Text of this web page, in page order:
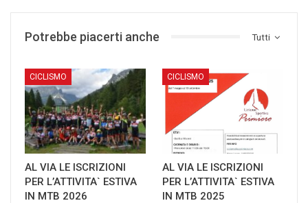
Tutti
Potrebbe piacerti anche
CICLISMO
AL VIA LE ISCRIZIONI
PER L’ATTIVITA` ESTIVA
IN MTB 2026
CICLISMO
AL VIA LE ISCRIZIONI
PER L’ATTIVITA` ESTIVA
IN MTB 2025